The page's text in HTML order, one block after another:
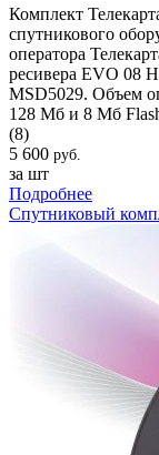
Комплект
спутникового
оператора
ресивера EVO 08
MSD5029. Объем
128 Мб и 8 Мб
(8)
5 600 руб.
за шт
Подробнее
Спутниковый